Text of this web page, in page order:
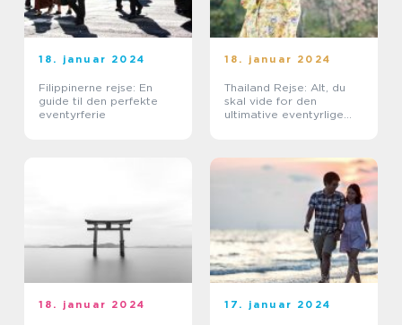
18. januar 2024
Filippinerne rejse: En
guide til den perfekte
eventyrferie
18. januar 2024
Thailand Rejse: Alt, du
skal vide for den
ultimative eventyrlige
18. januar 2024 17. januar 2024